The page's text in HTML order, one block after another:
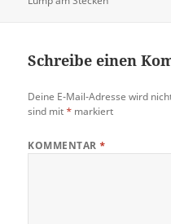
Schreibe einen
Deine E-Mail-Adresse wird
sind mit * markiert
KOMMENTAR*